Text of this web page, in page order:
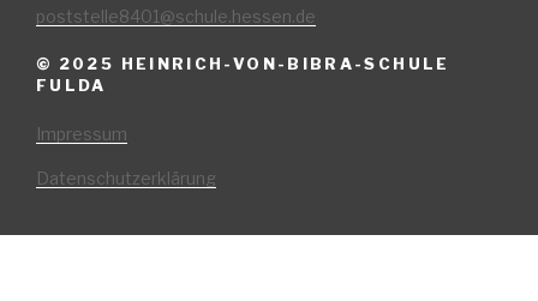
poststelle8401@schule.hessen.de
© 2025 HEINRICH-VON-BIBRA-SCHULE
FULDA
Impressum
Datenschutzerklärung